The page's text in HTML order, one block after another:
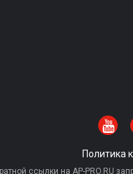
Политика
ссылки на AP-PRO.RU